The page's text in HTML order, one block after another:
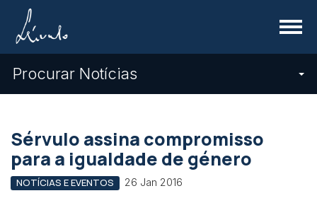
Menu
Procurar Notícias
Sérvulo assina compromisso
para a igualdade de género
NOTÍCIAS E EVENTOS 26 Jan 2016